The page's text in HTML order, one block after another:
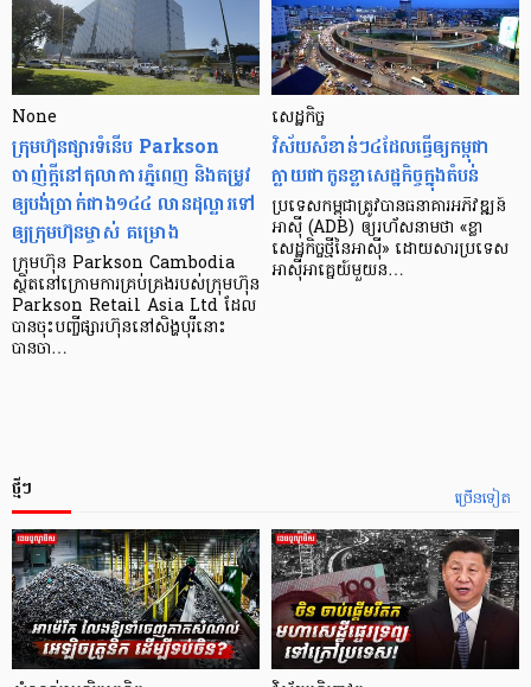
None
ក្រុមហ៊ុនផ្សារទំនើប Parkson
ចាញ់ក្ដីនៅតុលាការភ្នំពេញ និងតម្រូវ
ឲ្យបង់ប្រាក់ជាង១៤៤ លានដុល្លារទៅ
ឲ្យក្រុមហ៊ុនម្ចាស់ គម្រោង
ក្រុមហ៊ុន Parkson Cambodia
ស្ថិតនៅក្រោមការគ្រប់គ្រងរបស់ក្រុមហ៊ុន
Parkson Retail Asia Ltd ដែល
បានចុះបញ្ចីផ្សារហ៊ុននៅសិង្ហបុរីនោះ
បានចា…
សេដ្ឋកិច្ច​
វិស័យ​សំខាន់ៗ​៤​ដែល​ធ្វើ​ឲ្យ​កម្ពុជា​
ក្លាយ​ជា​កូន​ខ្លា​សេដ្ឋកិច្ច​ក្នុង​តំបន់
ប្រទេស​កម្ពុជា​ត្រូវ​បាន​ធនាគារ​អភិវឌ្ឍន៍​
អាស៊ី (ADB) ឲ្យ​រហ័ស​នាមថា «ខ្លា​
សេដ្ឋកិច្ច​ថ្មី​នៃ​អាស៊ី» ដោយសារ​ប្រទេស​
អាស៊ី​អាគ្នេយ៍​មួយ​ន…
ច្រើនទៀត
ថ្មីៗ